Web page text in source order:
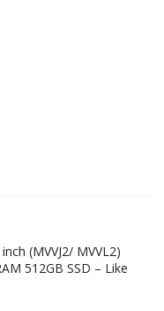
(MVVJ2/ MVVL2)
512GB SSD – Like